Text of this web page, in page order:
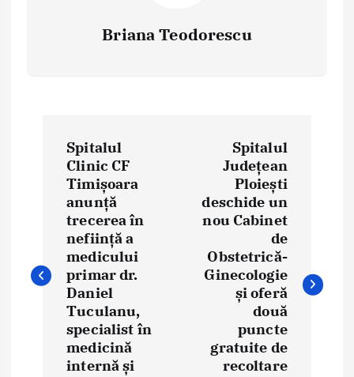
Briana Teodorescu
n
a
Spitalul
Clinic CF
Timișoara
anunță
trecerea în
neființă a
medicului
primar dr.
Daniel
Tuculanu,
specialist în
medicină
internă și
Spitalul
Județean
Ploiești
deschide un
nou Cabinet
de
Obstetrică-
Ginecologie
și oferă
două
puncte
gratuite de
recoltare